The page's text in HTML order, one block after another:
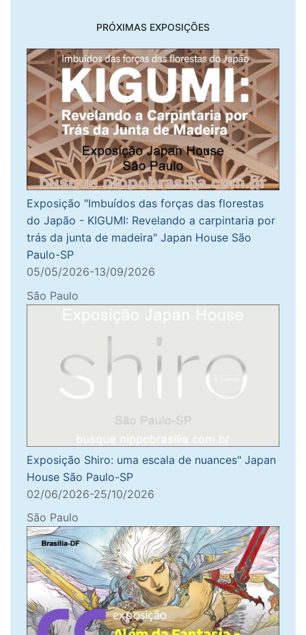
PRÓXIMAS EXPOSIÇÕES
Exposição "Imbuídos das forças das florestas
do Japão - KIGUMI: Revelando a carpintaria por
trás da junta de madeira" Japan House São
Paulo-SP
05/05/2026-13/09/2026
São Paulo
Exposição Shiro: uma escala de nuances" Japan
House São Paulo-SP
02/06/2026-25/10/2026
São Paulo